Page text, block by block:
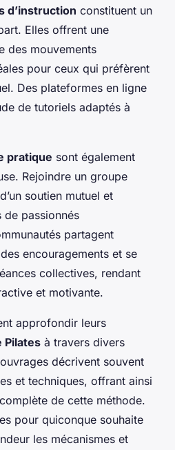
d’instruction constituent un
Elles offrent une
des mouvements
pour ceux qui préfèrent
Des plateformes en ligne
de tutoriels adaptés à
pratique sont également
Rejoindre un groupe
soutien mutuel et
de passionnés
partagent
encouragements et se
collectives, rendant
et motivante.
approfondir leurs
Pilates à travers divers
décrivent souvent
et techniques, offrant ainsi
de cette méthode.
pour quiconque souhaite
les mécanismes et